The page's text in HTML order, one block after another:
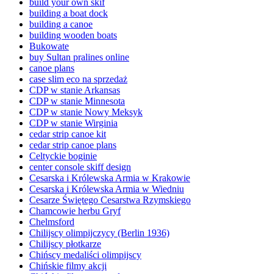
build your own skif
building a boat dock
building a canoe
building wooden boats
Bukowate
buy Sultan pralines online
canoe plans
case slim eco na sprzedaż
CDP w stanie Arkansas
CDP w stanie Minnesota
CDP w stanie Nowy Meksyk
CDP w stanie Wirginia
cedar strip canoe kit
cedar strip canoe plans
Celtyckie boginie
center console skiff design
Cesarska i Królewska Armia w Krakowie
Cesarska i Królewska Armia w Wiedniu
Cesarze Świętego Cesarstwa Rzymskiego
Chamcowie herbu Gryf
Chelmsford
Chilijscy olimpijczycy (Berlin 1936)
Chilijscy płotkarze
Chińscy medaliści olimpijscy
Chińskie filmy akcji